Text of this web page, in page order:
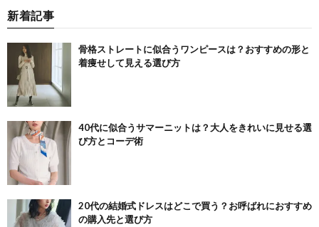
新着記事
骨格ストレートに似合うワンピースは？おすすめの形と
着痩せして見える選び方
40代に似合うサマーニットは？大人をきれいに見せる選
び方とコーデ術
20代の結婚式ドレスはどこで買う？お呼ばれにおすすめ
の購入先と選び方